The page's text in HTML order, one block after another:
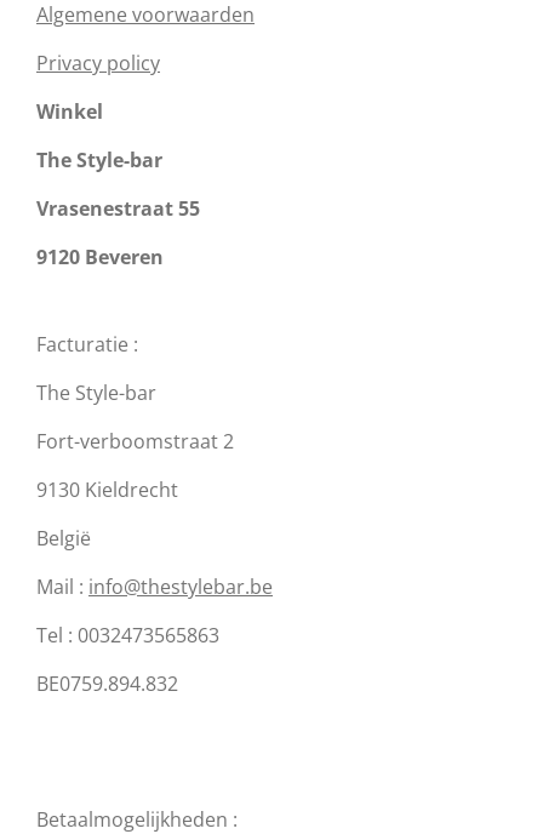
Algemene voorwaarden
Privacy policy
Winkel
The Style-bar
Vrasenestraat 55
9120 Beveren
Facturatie :
The Style-bar
Fort-verboomstraat 2
9130 Kieldrecht
België
Mail : info@thestylebar.be
Tel : 0032473565863
BE0759.894.832
Betaalmogelijkheden :